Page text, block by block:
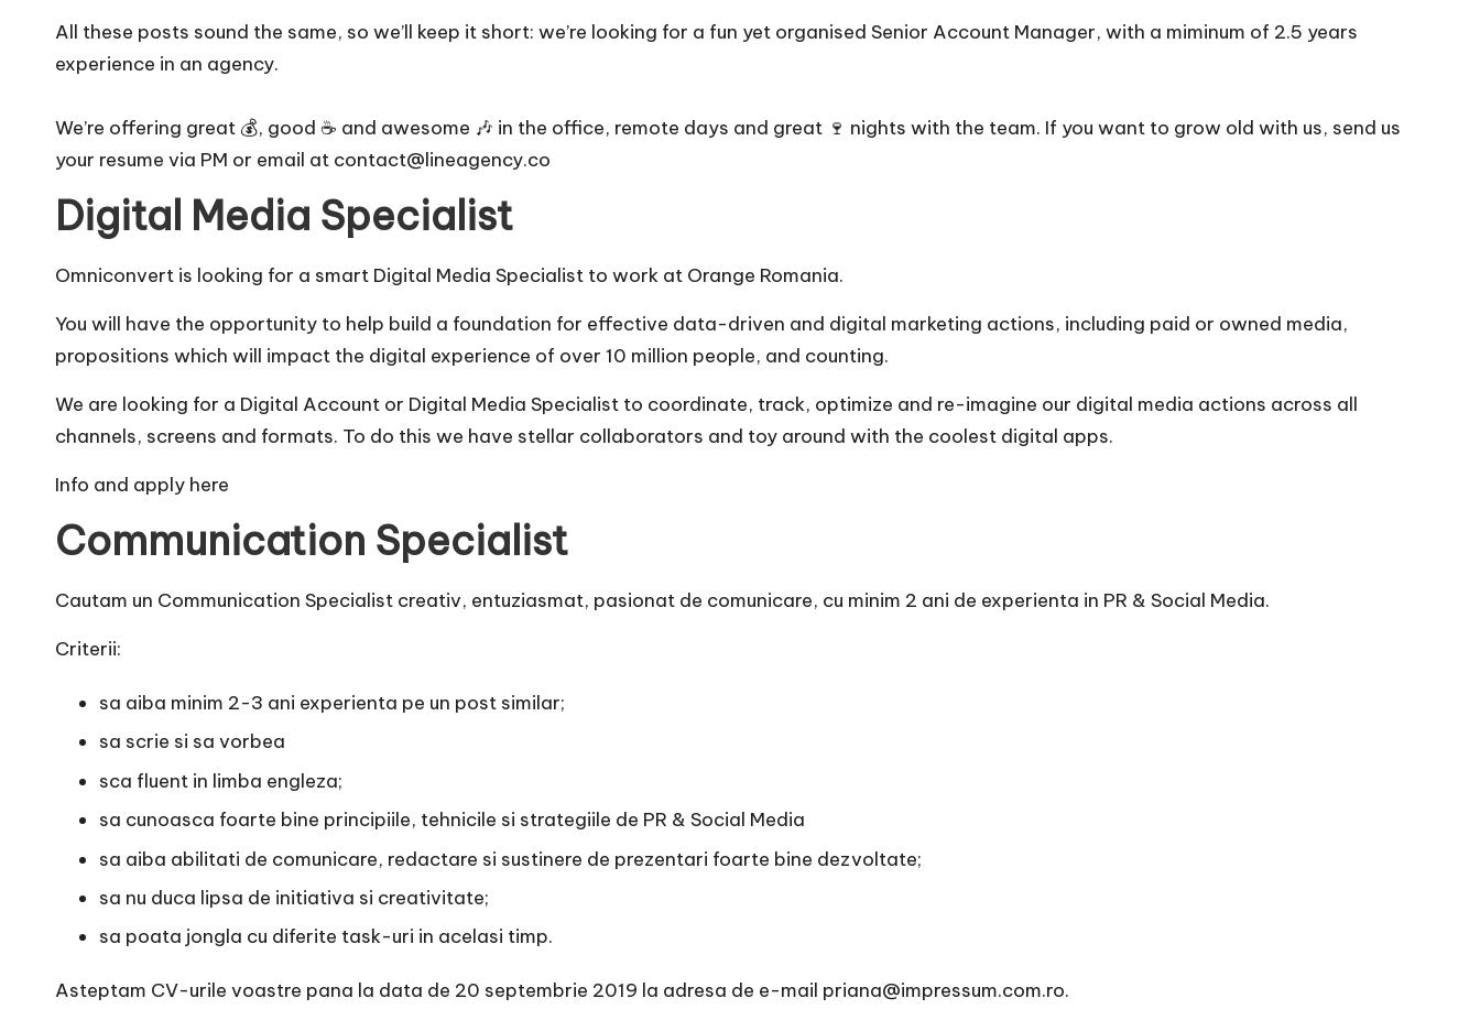
e
All these posts sound the same, so we’ll keep it short: we’re looking for a fun yet organised Senior Account Manager, with a miminum of 2.5 years
experience in an agency.
We’re offering great 💰, good ☕ and awesome 🎶 in the office, remote days and great 🍷 nights with the team. If you want to grow old with us, send us
your resume via PM or email at contact@lineagency.co
Digital Media Specialist
Omniconvert is looking for a smart Digital Media Specialist to work at Orange Romania.
You will have the opportunity to help build a foundation for effective data-driven and digital marketing actions, including paid or owned media,
propositions which will impact the digital experience of over 10 million people, and counting.
We are looking for a Digital Account or Digital Media Specialist to coordinate, track, optimize and re-imagine our digital media actions across all
channels, screens and formats. To do this we have stellar collaborators and toy around with the coolest digital apps.
Info and apply here
Communication Specialist
Cautam un Communication Specialist creativ, entuziasmat, pasionat de comunicare, cu minim 2 ani de experienta in PR & Social Media.
Criterii:
sa aiba minim 2-3 ani experienta pe un post similar;
sa scrie si sa vorbea
sca fluent in limba engleza;
sa cunoasca foarte bine principiile, tehnicile si strategiile de PR & Social Media
sa aiba abilitati de comunicare, redactare si sustinere de prezentari foarte bine dezvoltate;
sa nu duca lipsa de initiativa si creativitate;
sa poata jongla cu diferite task-uri in acelasi timp.
Asteptam CV-urile voastre pana la data de 20 septembrie 2019 la adresa de e-mail priana@impressum.com.ro.